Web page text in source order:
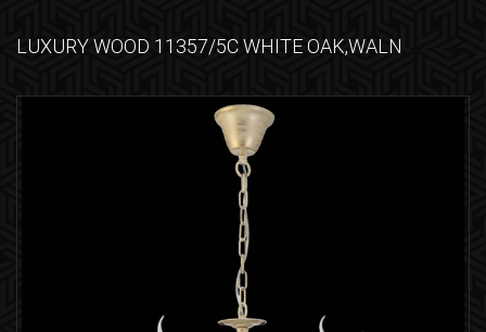
LUXURY WOOD 11357/5C WHITE OAK,WALN